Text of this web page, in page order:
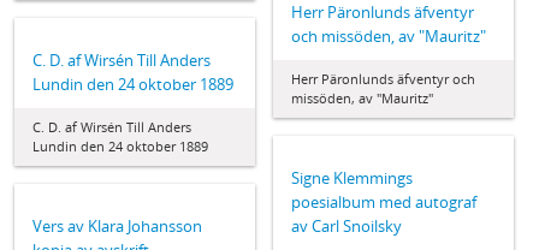
Herr Päronlunds äfventyr
och missöden, av "Mauritz"
Herr Päronlunds äfventyr och
missöden, av "Mauritz"
C. D. af Wirsén Till Anders
Lundin den 24 oktober 1889
C. D. af Wirsén Till Anders
Lundin den 24 oktober 1889
Signe Klemmings
poesialbum med autograf
av Carl Snoilsky
Vers av Klara Johansson